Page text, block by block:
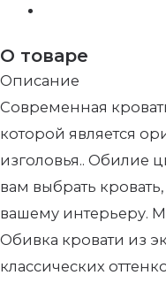
О товаре
Описание
Cовременная
которой является
изголовья.. Обилие
вам выбрать
вашему интерьеру.
Обивка кровати из
классических